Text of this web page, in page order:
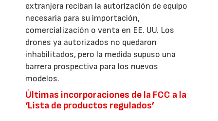
extranjera reciban la autorización de equipo
necesaria para su importación,
comercialización o venta en EE. UU. Los
drones ya autorizados no quedaron
inhabilitados, pero la medida supuso una
barrera prospectiva para los nuevos
modelos.
Últimas incorporaciones de la FCC a la
‘Lista de productos regulados’